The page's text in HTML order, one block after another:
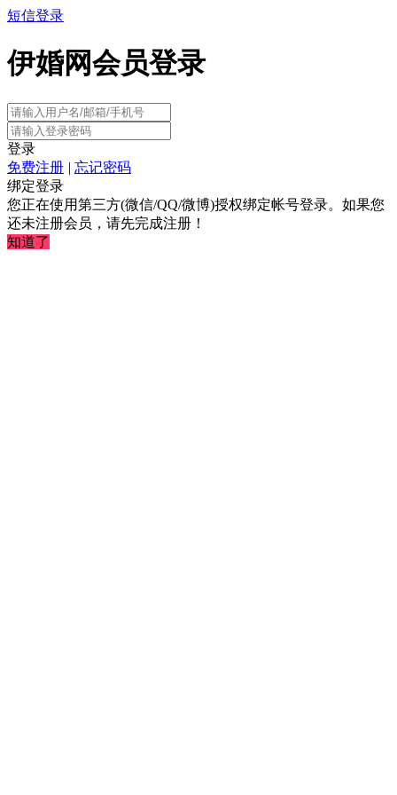
短信登录
伊婚网会员登录
登录
免费注册 | 忘记密码
绑定登录
您正在使用第三方(微信/QQ/微博)授权绑定帐号登录。如果您
还未注册会员，请先完成注册！
知道了